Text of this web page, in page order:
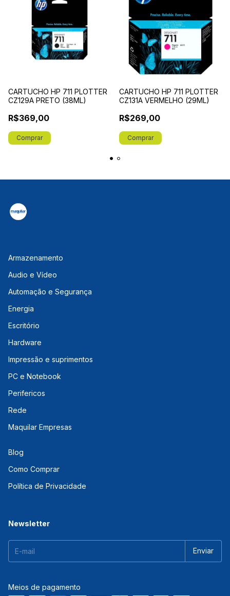
CARTUCHO HP 711 PLOTTER
CZ129A PRETO (38ML)
R$369,00
CARTUCHO HP 711 PLOTTER
CZ131A VERMELHO (29ML)
R$269,00
Armazenamento
Audio e Vídeo
Automação e Segurança
Energia
Escritório
Hardware
Impressão e suprimentos
PC e Notebook
Perifericos
Rede
Maquilar Empresas
Blog
Como Comprar
Política de Privacidade
Newsletter
Meios de pagamento